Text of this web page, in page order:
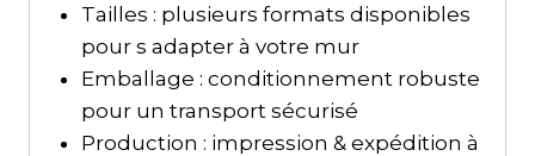
Tailles : plusieurs formats disponibles
pour s adapter à votre mur
Emballage : conditionnement robuste
pour un transport sécurisé
Production : impression & expédition à